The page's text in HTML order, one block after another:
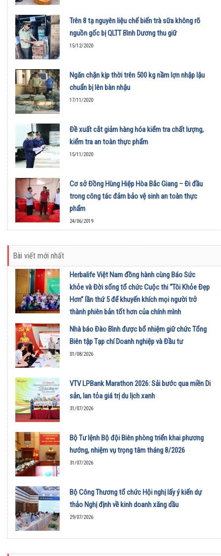
Trên 8 tạ nguyên liệu chế biến trà sữa không rõ
nguồn gốc bị QLTT Bình Dương thu giữ
15/12/2020
Ngăn chặn kịp thời trên 500 kg nầm lợn nhập lậu
chuẩn bị lên bàn nhậu
17/11/2020
Đề xuất cắt giảm hàng hóa kiểm tra chất lượng,
kiểm tra an toàn thực phẩm
15/11/2020
Cơ sở Đồng Hùng Hiệp Hòa Bắc Giang – Đi đầu
trong công tác đảm bảo vệ sinh an toàn thực
phẩm
24/06/2019
Bài viết mới nhất
Herbalife Việt Nam đồng hành cùng Báo Sức
khỏe và Đời sống tổ chức Cuộc thi “Tôi Khỏe Đẹp
Hơn” lần thứ 5 để khuyến khích mọi người trở
thành phiên bản tốt hơn của chính mình
01/08/2026
Nhà báo Đào Bình được bổ nhiệm giữ chức Tổng
Biên tập Tạp chí Doanh nghiệp và Đầu tư
01/08/2026
VTV LPBank Marathon 2026: Sải bước qua miền Di
sản, lan tỏa giá trị du lịch xanh
31/07/2026
Bộ Tư lệnh Bộ đội Biên phòng triển khai phương
hướng, nhiệm vụ trọng tâm tháng 8/2026
31/07/2026
Bộ Công Thương tổ chức Hội nghị lấy ý kiến dự
thảo Nghị định về kinh doanh xăng dầu
29/07/2026